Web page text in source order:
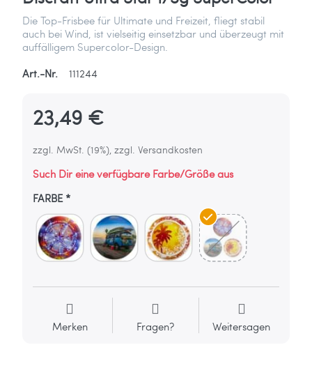
Die Top-Frisbee für Ultimate und Freizeit, fliegt stabil
auch bei Wind, ist vielseitig einsetzbar und überzeugt mit
auffälligem Supercolor-Design.
Art.-Nr.
111244
23,49 €
zzgl. MwSt. (19%), zzgl. Versandkosten
Such Dir eine verfügbare Farbe/Größe aus
FARBE
Merken Fragen? Weitersagen